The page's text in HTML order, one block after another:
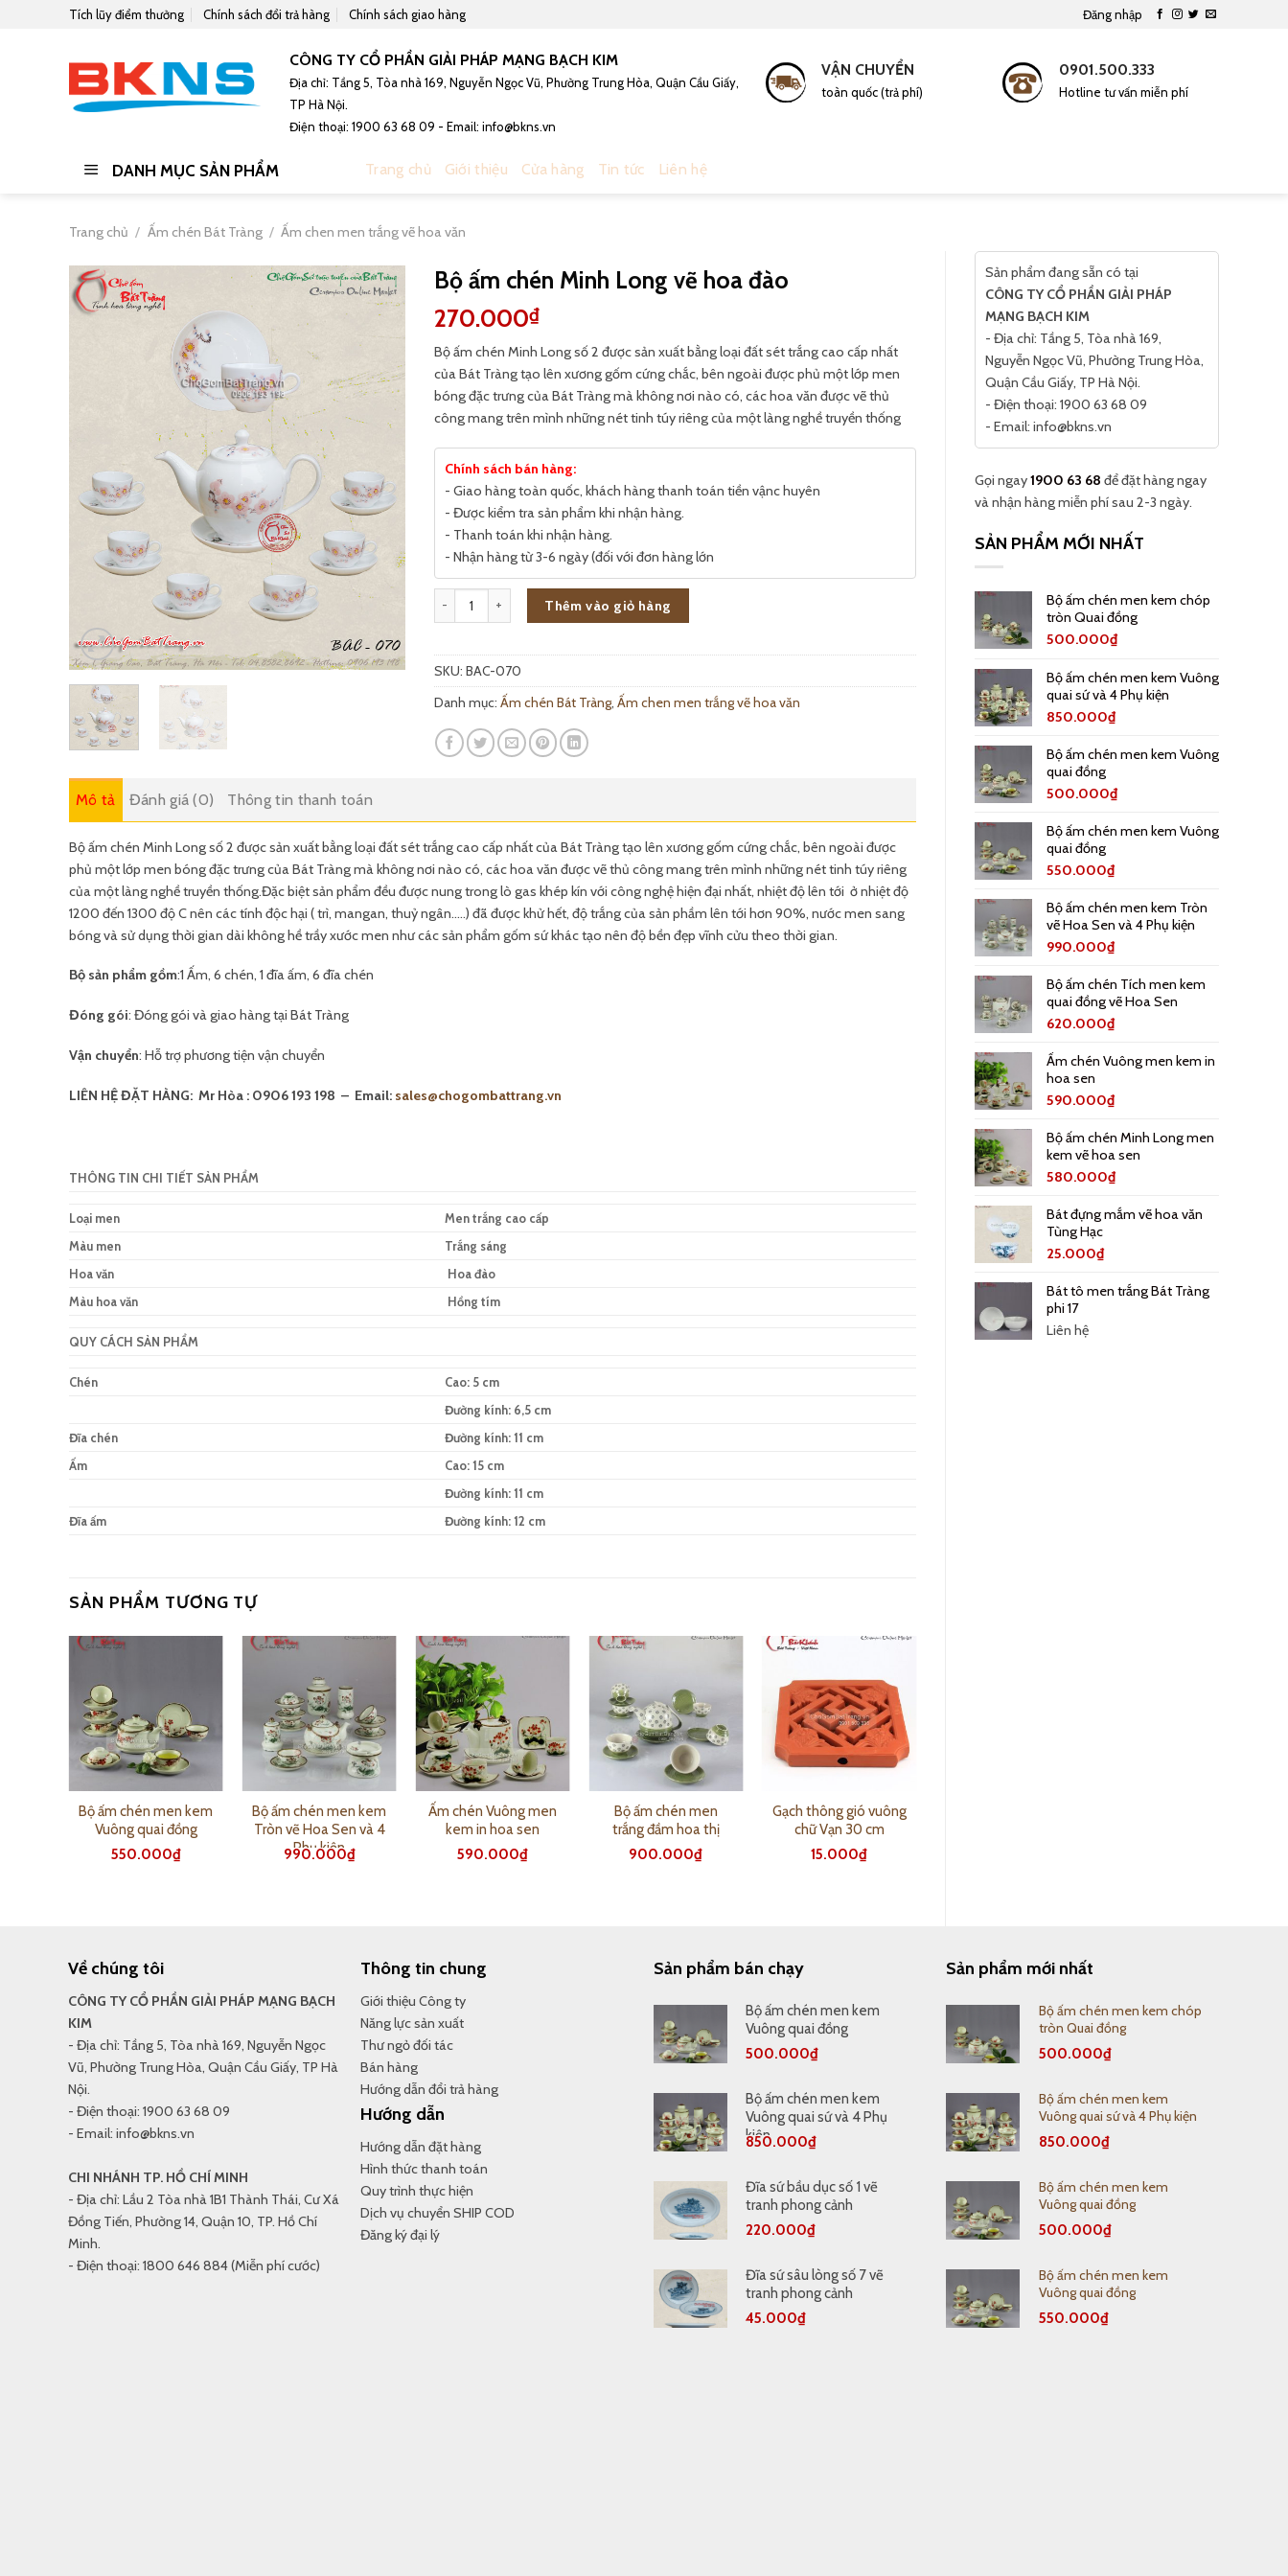
Tích lũy điểm thưởng Chính sách đổi trả hàng Chính sách giao hàng Đăng nhập
CÔNG TY CỔ PHẦN GIẢI PHÁP MẠNG BẠCH KIM
Địa chỉ: Tầng 5, Tòa nhà 169, Nguyễn Ngọc Vũ, Phường Trung Hòa, Quận Cầu Giấy,
TP Hà Nội.
Điện thoại: 1900 63 68 09 - Email: info@bkns.vn
VẬN CHUYỂN
toàn quốc (trả phí)
0901.500.333
Hotline tư vấn miễn phí
DANH MỤC SẢN PHẨM Trang chủ Giới thiệu Cửa hàng Tin tức Liên hệ
Trang chủ / Ấm chén Bát Tràng / Ấm chen men trắng vẽ hoa văn
Sản phẩm đang sẵn có tại
CÔNG TY CỔ PHẦN GIẢI PHÁP
MẠNG BẠCH KIM
- Địa chỉ: Tầng 5, Tòa nhà 169,
Nguyễn Ngọc Vũ, Phường Trung Hòa,
Quận Cầu Giấy, TP Hà Nội.
- Điện thoại: 1900 63 68 09
- Email: info@bkns.vn
Gọi ngay1900 63 68 để đặt hàng ngay
và nhận hàng miễn phí sau 2-3 ngày.
SẢN PHẨM MỚI NHẤT
Bộ ấm chén men kem chóp
tròn Quai đồng
500.000₫
Bộ ấm chén men kem Vuông
quai sứ và 4 Phụ kiện
850.000₫
Bộ ấm chén men kem Vuông
quai đồng
500.000₫
Bộ ấm chén men kem Vuông
quai đồng
550.000₫
Bộ ấm chén men kem Tròn
vẽ Hoa Sen và 4 Phụ kiện
990.000₫
Bộ ấm chén Tích men kem
quai đồng vẽ Hoa Sen
620.000₫
Ấm chén Vuông men kem in
hoa sen
590.000₫
Bộ ấm chén Minh Long men
kem vẽ hoa sen
580.000₫
Bát đựng mắm vẽ hoa văn
Tùng Hạc
25.000₫
Bát tô men trắng Bát Tràng
phi 17
Liên hệ
Bộ ấm chén Minh Long vẽ hoa đào
270.000₫
Bộ ấm chén Minh Long số 2 được sản xuất bằng loại đất sét trắng cao cấp nhất
của Bát Tràng tạo lên xương gốm cứng chắc, bên ngoài được phủ một lớp men
bóng đặc trưng của Bát Tràng mà không nơi nào có, các hoa văn được vẽ thủ
công mang trên mình những nét tinh túy riêng của một làng nghề truyền thống
Chính sách bán hàng:
- Giao hàng toàn quốc, khách hàng thanh toán tiền vậnc huyên
- Được kiểm tra sản phẩm khi nhận hàng.
- Thanh toán khi nhận hàng.
- Nhận hàng từ 3-6 ngày (đối với đơn hàng lớn
Bộ ấm chén Minh Long vẽ hoa đào số lượng
Thêm vào giỏ hàng
SKU: BAC-070
Danh mục: Ấm chén Bát Tràng, Ấm chen men trắng vẽ hoa văn
Mô tả Đánh giá (0) Thông tin thanh toán
Bộ ấm chén Minh Long số 2 được sản xuất bằng loại đất sét trắng cao cấp nhất của Bát Tràng tạo lên xương gốm cứng chắc, bên ngoài được
phủ một lớp men bóng đặc trưng của Bát Tràng mà không nơi nào có, các hoa văn được vẽ thủ công mang trên mình những nét tinh túy riêng
của một làng nghề truyền thống.Đặc biệt sản phẩm đều được nung trong lò gas khép kín với công nghệ hiện đại nhất, nhiệt độ lên tới ở nhiệt độ
1200 đến 1300 độ C nên các tính độc hại ( trì, mangan, thuỷ ngân..…) đã được khử hết, độ trắng của sản phầm lên tới hơn 90%, nước men sang
bóng và sử dụng thời gian dài không hề trầy xước men như các sản phẩm gốm sứ khác tạo nên độ bền đẹp vĩnh cửu theo thời gian.
Bộ sản phẩm gồm:1 Ấm, 6 chén, 1 đĩa ấm, 6 đĩa chén
Đóng gói: Đóng gói và giao hàng tại Bát Tràng
Vận chuyển: Hỗ trợ phương tiện vận chuyển
LIÊN HỆ ĐẶT HÀNG: Mr Hòa : 0906 193 198 – Email: sales@chogombattrang.vn
THÔNG TIN CHI TIẾT SẢN PHẨM
Loại men
Men trắng cao cấp
Màu men
Trắng sáng
Hoa văn
Hoa đào
Màu hoa văn
Hồng tím
QUY CÁCH SẢN PHẨM
Chén
Cao: 5 cm
Đường kính: 6,5 cm
Đĩa chén
Đường kính: 11 cm
Ấm
Cao: 15 cm
Đường kính: 11 cm
Đĩa ấm
Đường kính: 12 cm
SẢN PHẨM TƯƠNG TỰ
Bộ ấm chén men kem
Vuông quai đồng
550.000₫
Bộ ấm chén men kem
Tròn vẽ Hoa Sen và 4
Phụ kiện
990.000₫
Ấm chén Vuông men
kem in hoa sen
590.000₫
Bộ ấm chén men
trắng đầm hoa thị
900.000₫
Gạch thông gió vuông
chữ Vạn 30 cm
15.000₫
Về chúng tôi
CÔNG TY CỔ PHẦN GIẢI PHÁP MẠNG BẠCH
KIM
- Địa chỉ: Tầng 5, Tòa nhà 169, Nguyễn Ngọc
Vũ, Phường Trung Hòa, Quận Cầu Giấy, TP Hà
Nội.
- Điện thoại: 1900 63 68 09
- Email: info@bkns.vn
CHI NHÁNH TP. HỒ CHÍ MINH
- Địa chỉ: Lầu 2 Tòa nhà 1B1 Thành Thái, Cư Xá
Đồng Tiến, Phường 14, Quận 10, TP. Hồ Chí
Minh.
- Điện thoại: 1800 646 884 (Miễn phí cước)
Thông tin chung
Giới thiệu Công ty
Năng lực sản xuất
Thư ngỏ đối tác
Bán hàng
Hướng dẫn đổi trả hàng
Hướng dẫn
Hướng dẫn đặt hàng
Hình thức thanh toán
Quy trình thực hiện
Dịch vụ chuyển SHIP COD
Đăng ký đại lý
Sản phẩm bán chạy
Bộ ấm chén men kem
Vuông quai đồng
500.000₫
Bộ ấm chén men kem
Vuông quai sứ và 4 Phụ
kiện
850.000₫
Đĩa sứ bầu dục số 1 vẽ
tranh phong cảnh
220.000₫
Đĩa sứ sâu lòng số 7 vẽ
tranh phong cảnh
45.000₫
Sản phẩm mới nhất
Bộ ấm chén men kem chóp
tròn Quai đồng
500.000₫
Bộ ấm chén men kem
Vuông quai sứ và 4 Phụ kiện
850.000₫
Bộ ấm chén men kem
Vuông quai đồng
500.000₫
Bộ ấm chén men kem
Vuông quai đồng
550.000₫